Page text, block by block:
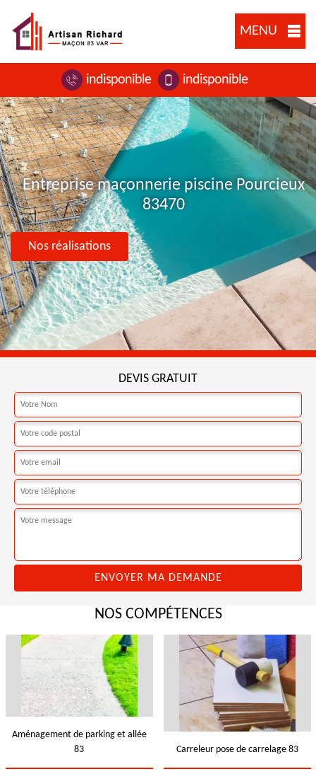
MENU
indisponible indisponible
Entreprise maçonnerie piscine Pourcieux
83470
Nos réalisations
DEVIS GRATUIT
NOS COMPÉTENCES
Aménagement de parking et allée
83
Carreleur pose de carrelage 83